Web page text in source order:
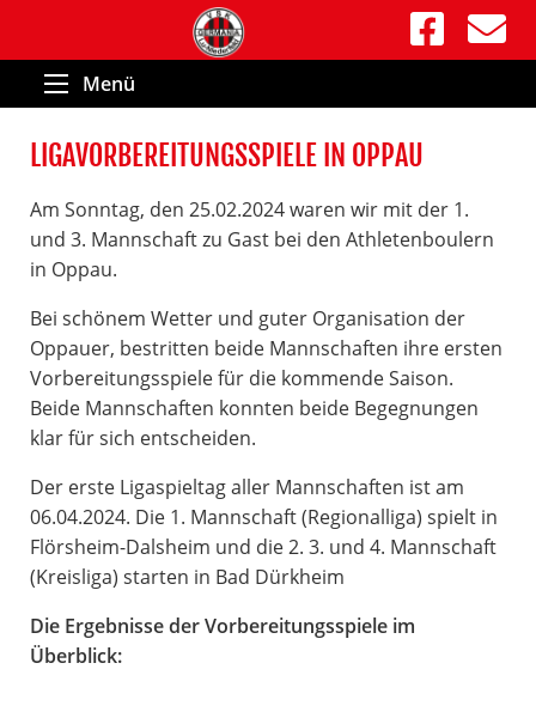
Menü
LIGAVORBEREITUNGSSPIELE IN OPPAU
Am Sonntag, den 25.02.2024 waren wir mit der 1.
und 3. Mannschaft zu Gast bei den Athletenboulern
in Oppau.
Bei schönem Wetter und guter Organisation der
Oppauer, bestritten beide Mannschaften ihre ersten
Vorbereitungsspiele für die kommende Saison.
Beide Mannschaften konnten beide Begegnungen
klar für sich entscheiden.
Der erste Ligaspieltag aller Mannschaften ist am
06.04.2024. Die 1. Mannschaft (Regionalliga) spielt in
Flörsheim-Dalsheim und die 2. 3. und 4. Mannschaft
(Kreisliga) starten in Bad Dürkheim
Die Ergebnisse der Vorbereitungsspiele im
Überblick: